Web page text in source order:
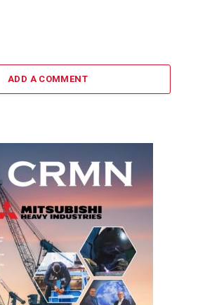
ADD A COMMENT